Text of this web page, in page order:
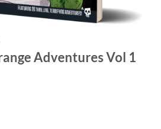
Adventures Vol 1